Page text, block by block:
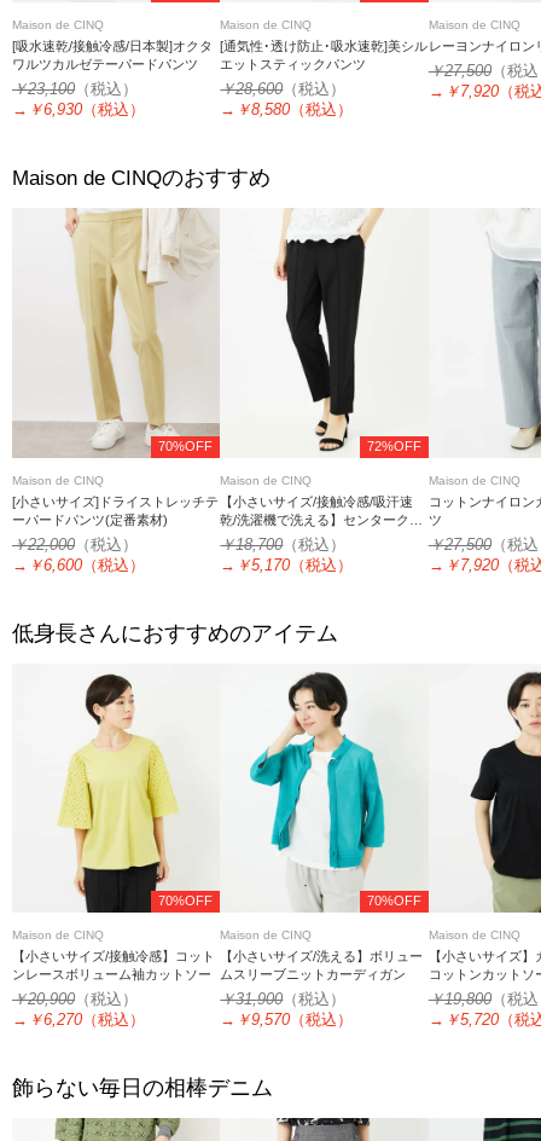
Maison de CINQ
[吸水速乾/接触冷感/日本製]オクタ
ワルツカルゼテーパードパンツ
￥23,100 （税込）
→ ￥6,930 （税込）
Maison de CINQ
[通気性･透け防止･吸水速乾]美シル
エットスティックパンツ
￥28,600（税込）
→ ￥8,580 （税込）
Maison de CINQ
レーヨンナイロン
￥27,500（税
→ ￥7,920（税
Maison de CINQのおすすめ
70%OFF
Maison de CINQ
[小さいサイズ]ドライストレッチテ
ーパードパンツ(定番素材)
￥22,000 （税込）
→ ￥6,600 （税込）
72%OFF
Maison de CINQ
【小さいサイズ/接触冷感/吸汗速
乾/洗濯機で洗える】センタークリ
ースプルオンパンツ
￥18,700（税込）
→ ￥5,170 （税込）
Maison de CINQ
コットンナイロン
ツ
￥27,500（税
→ ￥7,920（税
低身長さんにおすすめのアイテム
70%OFF
Maison de CINQ
【小さいサイズ/接触冷感】コット
ンレースボリューム袖カットソー
￥20,900 （税込）
→ ￥6,270 （税込）
70%OFF
Maison de CINQ
【小さいサイズ/洗える】ボリュー
ムスリーブニットカーディガン
￥31,900（税込）
→ ￥9,570 （税込）
Maison de CINQ
【小さいサイズ
コットンカットソ
￥19,800（税
→ ￥5,720（税
飾らない毎日の相棒デニム